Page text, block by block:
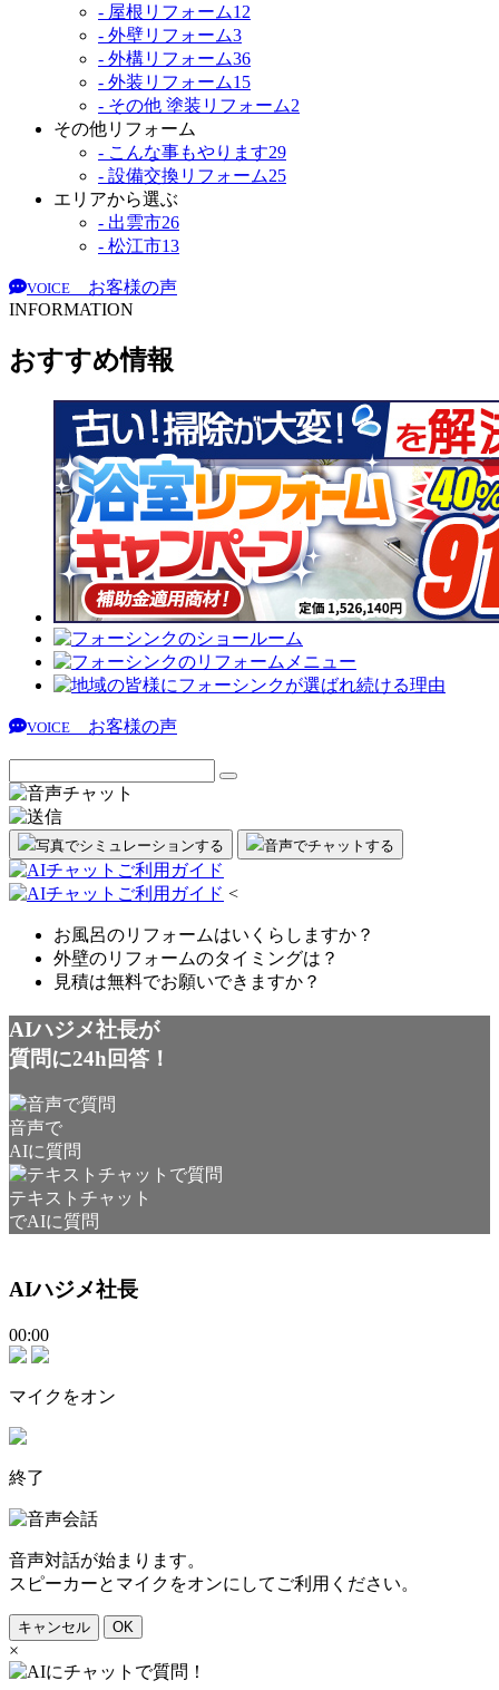
- 屋根リフォーム12
- 外壁リフォーム3
- 外構リフォーム36
- 外装リフォーム15
- その他 塗装リフォーム2
その他リフォーム
- こんな事もやります29
- 設備交換リフォーム25
エリアから選ぶ
- 出雲市26
- 松江市13
VOICE
お客様の声
INFORMATION
おすすめ情報
VOICE お客様の声
写真でシミュレーションする 音声でチャット する
<
お風呂のリフォームはいくらしますか？
外壁のリフォームのタイミングは？
見積は無料でお願いできますか？
AIハジメ社長が
質問に24h回答！
音声で
AIに質問
テキストチャット
でAIに質問
AIハジメ社長
00:00
マイクをオン
終了
音声対話が始まります。
スピーカーとマイクをオンにしてご利用ください。
キャンセル OK
×